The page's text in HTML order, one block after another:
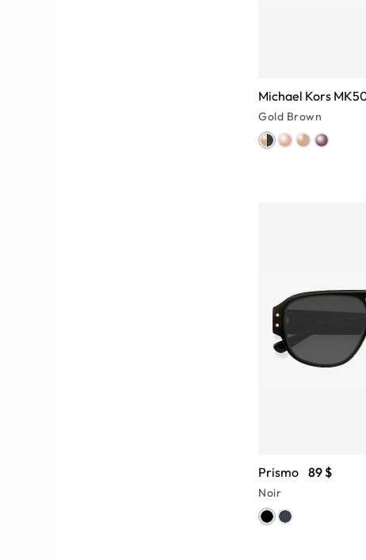
Gold Brown
Prismo 89 $
Noir